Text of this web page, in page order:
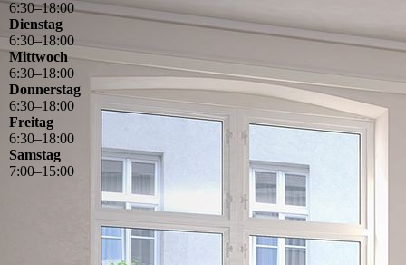
6:30–18:00
Dienstag
6:30–18:00
Mittwoch
6:30–18:00
Donnerstag
6:30–18:00
Freitag
6:30–18:00
Samstag
7:00–15:00